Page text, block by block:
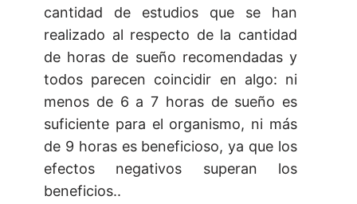
cantidad de estudios que se han
realizado al respecto de la cantidad
de horas de sueño recomendadas y
todos parecen coincidir en algo: ni
menos de 6 a 7 horas de sueño es
suficiente para el organismo, ni más
de 9 horas es beneficioso, ya que los
efectos negativos superan los
beneficios..